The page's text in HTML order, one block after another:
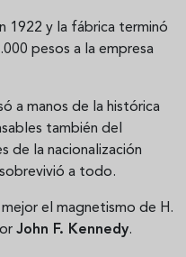
1922 y la fábrica terminó
pesos a la empresa
a manos de la histórica
también del
de la nacionalización
a todo.
el magnetismo de H.
John F. Kennedy.